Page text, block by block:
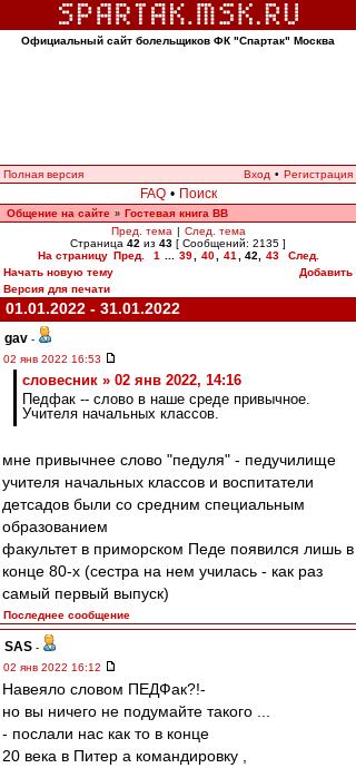
Официальный сайт болельщиков ФК "Спартак" Москва
Полная версия Вход • Регистрация
FAQ • Поиск
Общение на сайте » Гостевая книга ВВ
Пред. тема | След. тема
Страница 42 из 43 [ Сообщений: 2135 ]
На страницу Пред. 1 39 40 41 42 43
След.
Начать новую тему
Добавить
Версия для печати
01.01.2022 - 31.01.2022
gav -
02 янв 2022 16:53
словесник » 02 янв 2022, 14:16
Педфак -- слово в наше среде привычное.
Учителя начальных классов.
мне привычнее слово "педуля" - педучилище
учителя начальных классов и воспитатели
детсадов были со средним специальным
образованием
факультет в приморском Педе появился лишь в
конце 80-х (сестра на нем училась - как раз
самый первый выпуск)
Последнее сообщение
SAS -
02 янв 2022 16:12
Навеяло словом ПЕДФак?!-
но вы ничего не подумайте такого ...
- послали нас как то в конце
20 века в Питер а командировку ,